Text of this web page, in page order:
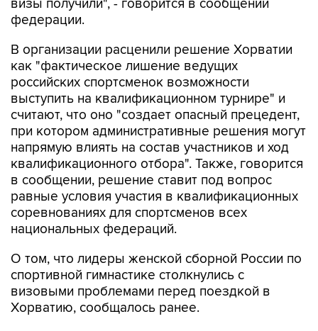
В организации расценили решение Хорватии
российских спортсменок возможности
выступить на квалификационном турнире" и
считают, что оно "создает опасный прецедент,
при котором административные решения могут
напрямую влиять на состав участников и ход
квалификационного отбора". Также, говорится
в сообщении, решение ставит под вопрос
равные условия участия в квалификационных
соревнованиях для спортсменов всех
национальных федераций.
О том, что лидеры женской сборной России по
визовыми проблемами перед поездкой в
Хорватию, сообщалось ранее.
ЧЕ в Загребе пройдет с 13 по 23 августа и